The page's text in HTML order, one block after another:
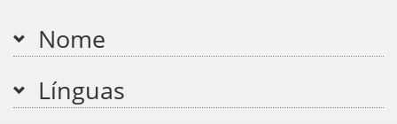
Nome
Línguas